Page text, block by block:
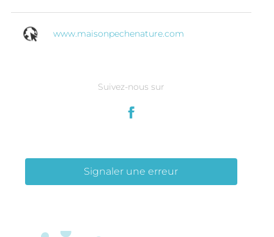
www.maisonpechenature.com
Suivez-nous sur
Signaler une erreur